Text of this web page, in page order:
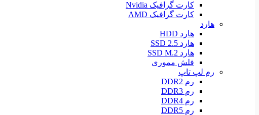
کارت گرافیک Nvidia
کارت گرافیک AMD
هارد
هارد HDD
هارد SSD 2.5
هارد SSD M.2
فلش مموری
رم لپ تاپ
رم DDR2
رم DDR3
رم DDR4
رم DDR5